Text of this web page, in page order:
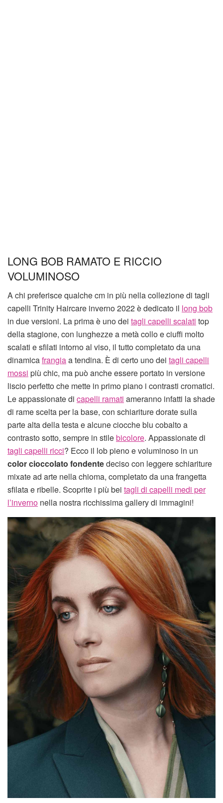
LONG BOB RAMATO E RICCIO
VOLUMINOSO
A chi preferisce qualche cm in più nella collezione di tagli
capelli Trinity Haircare inverno 2022 è dedicato il long bob
in due versioni. La prima è uno dei tagli capelli scalati top
della stagione, con lunghezze a metà collo e ciuffi molto
scalati e sfilati intorno al viso, il tutto completato da una
dinamicafrangiaa tendina. È di certo uno dei tagli capelli
mossi più chic, ma può anche essere portato in versione
liscio perfetto che mette in primo piano i contrasti cromatici.
Le appassionate di capelli ramati ameranno infatti la shade
di rame scelta per la base, con schiariture dorate sulla
parte alta della testa e alcune ciocche blu cobalto a
contrasto sotto, sempre in stilebicolore. Appassionate di
tagli capelli ricci? Ecco il lob pieno e voluminoso in un
color cioccolato fondentedeciso con leggere schiariture
mixate ad arte nella chioma, completato da una frangetta
sfilata e ribelle. Scoprite i più bei tagli di capelli medi per
l’inverno nella nostra ricchissima gallery di immagini!